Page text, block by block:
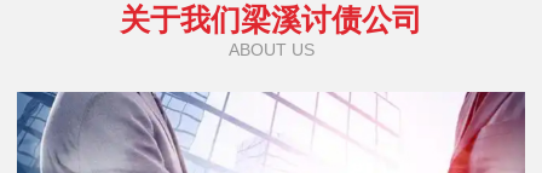
关于我们梁溪讨债公司
ABOUT US